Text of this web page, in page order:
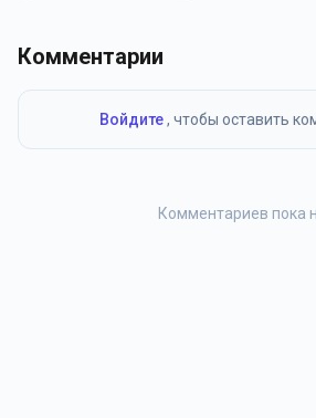
Комментарии
Войдите, чтобы оставить
Комментариев пока